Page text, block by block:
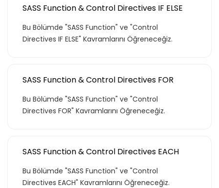
SASS Function & Control Directives IF ELSE
Bu Bölümde "SASS Function" ve "Control
Directives IF ELSE" Kavramlarını Öğreneceğiz.
SASS Function & Control Directives FOR
Bu Bölümde "SASS Function" ve "Control
Directives FOR" Kavramlarını Öğreneceğiz.
SASS Function & Control Directives EACH
Bu Bölümde "SASS Function" ve "Control
Directives EACH" Kavramlarını Öğreneceğiz.